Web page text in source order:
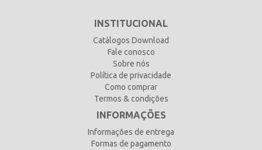
INSTITUCIONAL
Catálogos Download
Fale conosco
Sobre nós
Política de privacidade
Como comprar
Termos & condições
INFORMAÇÕES
Informações de entrega
Formas de pagamento